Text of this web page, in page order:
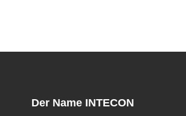
Der Name INTECON